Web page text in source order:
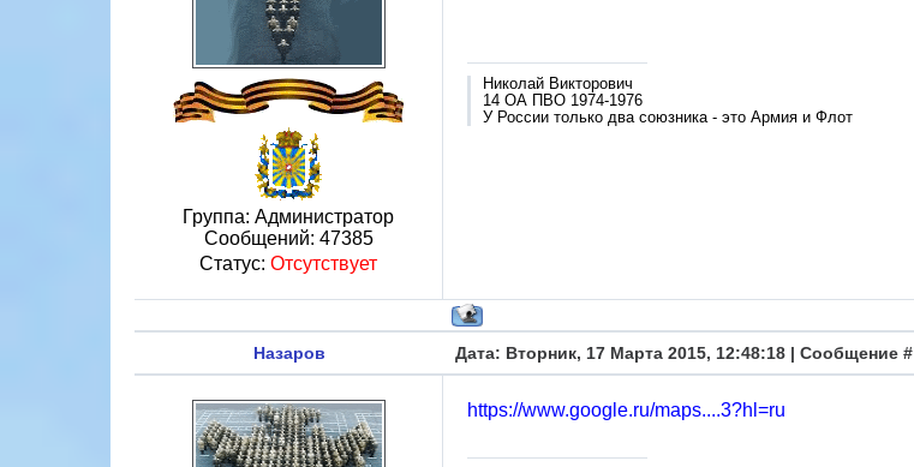
Группа: Администратор
Сообщений: 47385
Статус: Отсутствует
Николай Викторович
14 ОА ПВО 1974-1976
У России только два союзника - это Армия и Флот
Назаров Дата: Вторник, 17 Марта 2015, 12:48:18 | Сообщение #
https://www.google.ru/maps....3?hl=ru